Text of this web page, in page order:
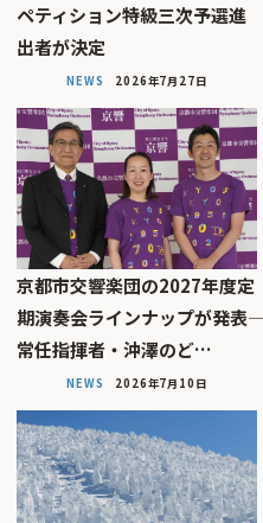
ペティション特級三次予選進
出者が決定
NEWS 2026年7月27日
京都市交響楽団の2027年度定
期演奏会ラインナップが発表――
常任指揮者・沖澤のど…
NEWS 2026年7月10日